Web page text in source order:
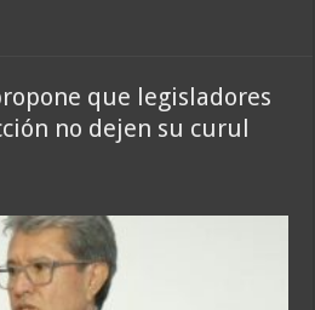
que legisladores
no dejen su curul